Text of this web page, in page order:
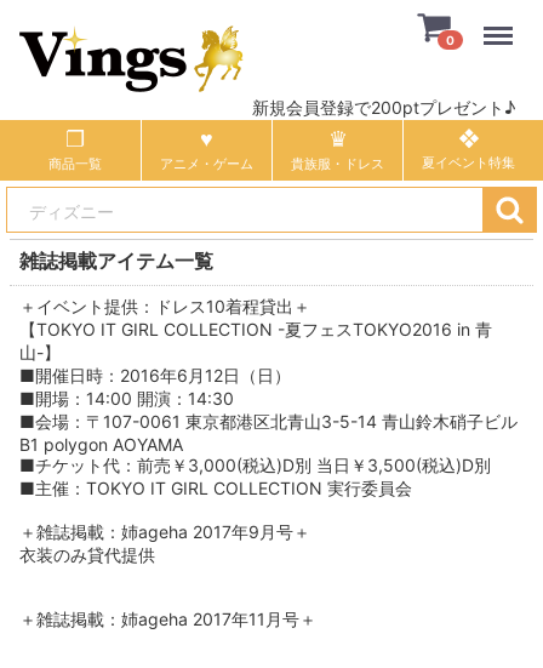
新規会員登録で200ptプレゼント♪
0
商品一覧 アニメ・ゲーム 貴族服・ドレス
雑誌掲載アイテム一覧
＋イベント提供：ドレス10着程貸出＋
【TOKYO IT GIRL COLLECTION -夏フェスTOKYO2016 in 青
山-】
■開催日時：2016年6月12日（日）
■開場：14:00 開演：14:30
■会場：〒107-0061 東京都港区北青山3-5-14 青山鈴木硝子ビル
B1 polygon AOYAMA
■チケット代：前売￥3,000(税込)D別 当日￥3,500(税込)D別
■主催：TOKYO IT GIRL COLLECTION 実行委員会
＋雑誌掲載：姉ageha 2017年9月号＋
衣装のみ貸代提供
＋雑誌掲載：姉ageha 2017年11月号＋